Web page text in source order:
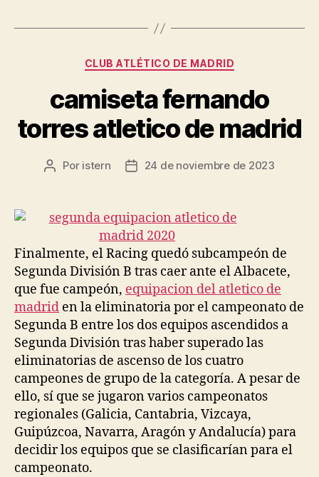
Categorías
CLUB ATLÉTICO DE MADRID
camiseta fernando
torres atletico de madrid
Autor
entrada
Por istern
Fecha
entrada
24 de noviembre de 2023
Finalmente, el Racing quedó subcampeón de
Segunda División B tras caer ante el Albacete,
que fue campeón, equipacion del atletico de
madrid en la eliminatoria por el campeonato de
Segunda B entre los dos equipos ascendidos a
Segunda División tras haber superado las
eliminatorias de ascenso de los cuatro
campeones de grupo de la categoría. A pesar de
ello, sí que se jugaron varios campeonatos
regionales (Galicia, Cantabria, Vizcaya,
Guipúzcoa, Navarra, Aragón y Andalucía) para
decidir los equipos que se clasificarían para el
campeonato.